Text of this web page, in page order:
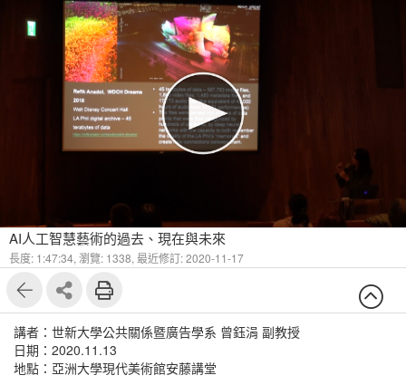
AI人工智慧藝術的過去、現在與未來
長度: 1:47:34, 瀏覽: 1338, 最近修訂: 2020-11-17
講者：世新大學公共關係暨廣告學系 曾鈺涓 副教授
日期：2020.11.13
地點：亞洲大學現代美術館安藤講堂